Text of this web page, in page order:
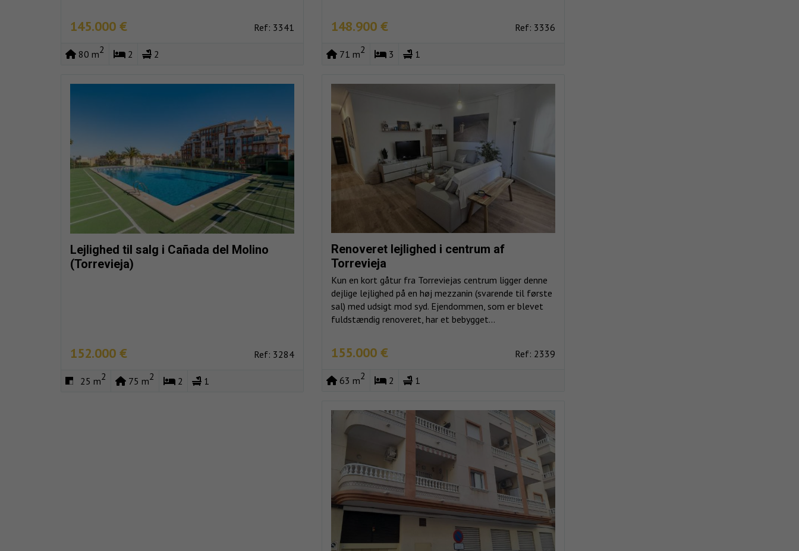
145.000 € Ref: 3341
80 m2 2 2
148.900 € Ref: 3336
71 m2 3 1
Lejlighed til salg i Cañada del Molino
(Torrevieja)
152.000 € Ref: 3284
25 m2 75 m2 2 1
Renoveret lejlighed i centrum af
Torrevieja
Kun en kort gåtur fra Torreviejas centrum ligger denne
dejlige lejlighed på en høj mezzanin (svarende til første
sal) med udsigt mod syd. Ejendommen, som er blevet
fuldstændig renoveret, har et bebygget...
155.000 € Ref: 2339
63 m2 2 1